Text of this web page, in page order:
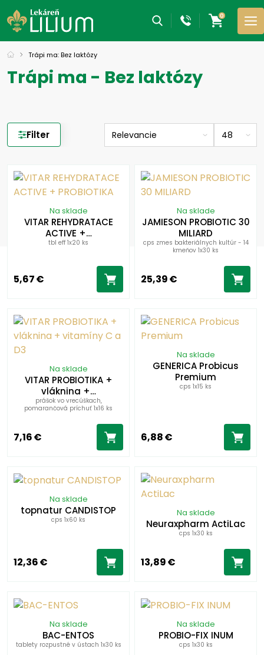
0
Trápi ma: Bez laktózy
Trápi ma - Bez laktózy
Filter
Na sklade
VITAR REHYDRATACE
ACTIVE +…
tbl eff 1x20 ks
5,67 €
Na sklade
JAMIESON PROBIOTIC 30
MILIARD
cps zmes bakteriálnych kultúr - 14
kmeňov 1x30 ks
25,39 €
Na sklade
VITAR PROBIOTIKA +
vláknina +…
prášok vo vrecúškach,
pomarančová príchuť 1x16 ks
7,16 €
Na sklade
GENERICA Probicus
Premium
cps 1x15 ks
6,88 €
Na sklade
topnatur CANDISTOP
cps 1x60 ks
12,36 €
Na sklade
Neuraxpharm ActiLac
cps 1x30 ks
13,89 €
Na sklade
BAC-ENTOS
tablety rozpustné v ústach 1x30 ks
Na sklade
PROBIO-FIX INUM
cps 1x30 ks